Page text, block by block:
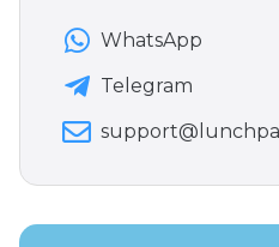
WhatsApp
Telegram